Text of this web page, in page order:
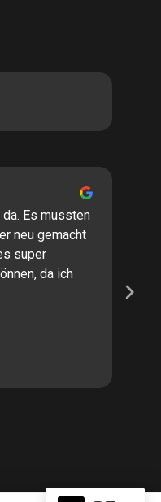
Es mussten
neu gemacht
super
da ich